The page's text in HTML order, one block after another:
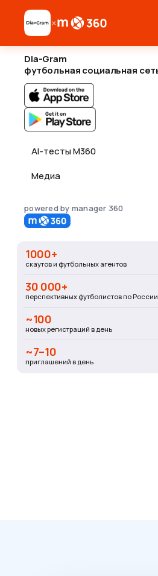
×
Dia-Gram
футбольная социальная
AI-тесты M360
Медиа
powered by manager 360
1000+
скаутов и футбольных агентов
30 000+
перспективных футболистов по России
~100
новых регистраций в день
~7–10
приглашений в день